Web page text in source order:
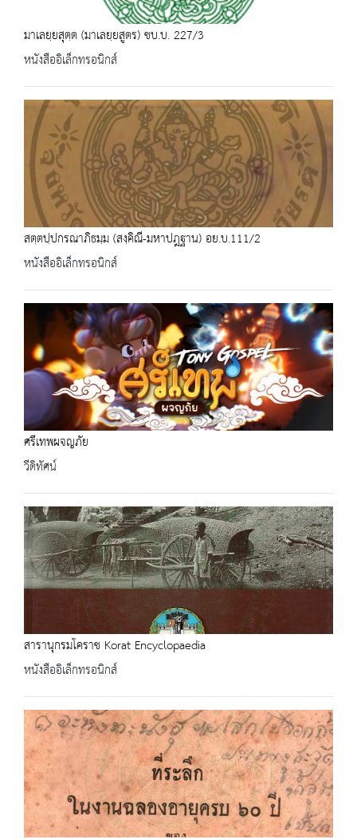
มาเลยฺยสุตฺต (มาเลยฺยสูตร) ชบ.บ. 227/3
หนังสืออิเล็กทรอนิกส์
สตฺตปฺปกรณาภิธมฺม (สงฺคิณี-มหาปฎฐาน) อย.บ.111/2
หนังสืออิเล็กทรอนิกส์
ศรีเทพผจญภัย
วีดิทัศน์
สารานุกรมโคราช Korat Encyclopaedia
หนังสืออิเล็กทรอนิกส์